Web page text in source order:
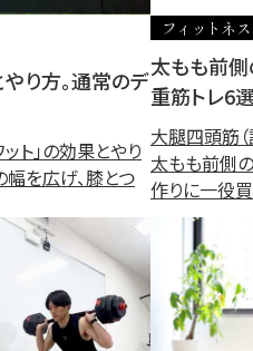
やり方。通常のデ
ット」の効果とやり
幅を広げ、膝とつ
フィットネス
太もも前側
重筋トレ6
大腿四頭筋（
太もも前側
作りに一役